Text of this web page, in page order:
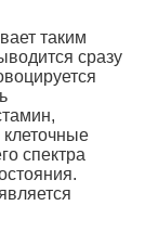
таким
сразу
спектра